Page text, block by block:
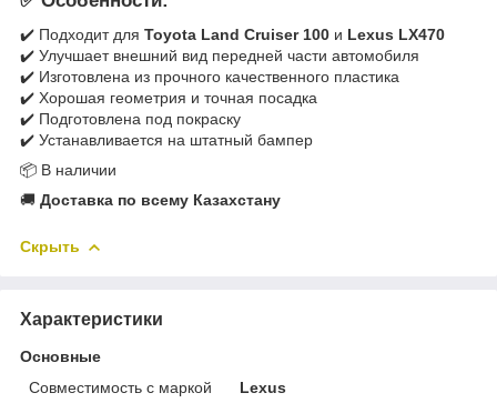
✔️ Подходит для Toyota Land Cruiser 100 и Lexus LX470
✔️ Улучшает внешний вид передней части автомобиля
✔️ Изготовлена из прочного качественного пластика
✔️ Хорошая геометрия и точная посадка
✔️ Подготовлена под покраску
✔️ Устанавливается на штатный бампер
📦 В наличии
🚚 Доставка по всему Казахстану
Скрыть
Характеристики
Основные
Совместимость с маркой
Lexus